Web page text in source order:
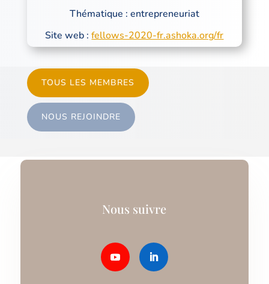
Thématique : entrepreneuriat
Site web :fellows-2020-fr.ashoka.org/fr
TOUS LES MEMBRES
NOUS REJOINDRE
Nous suivre